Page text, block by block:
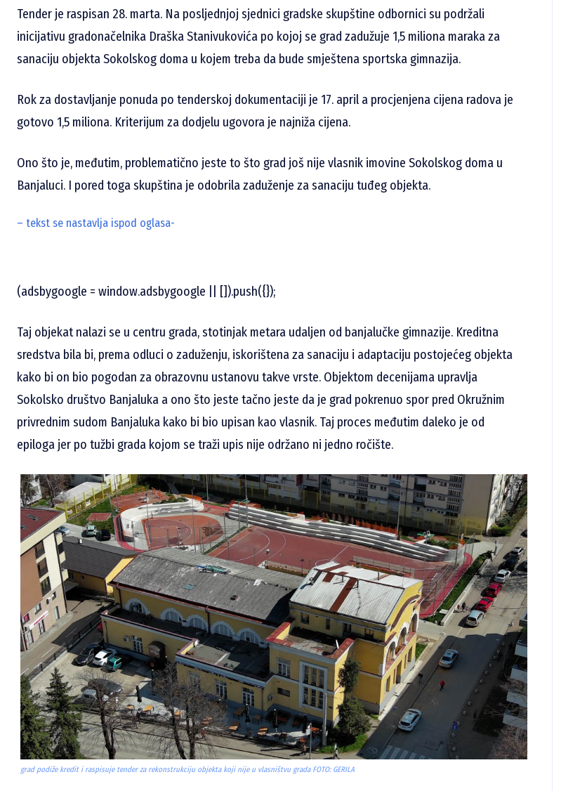
Tender je raspisan 28. marta. Na posljednjoj sjednici gradske skupštine odbornici su podržali
inicijativu gradonačelnika Draška Stanivukovića po kojoj se grad zadužuje 1,5 miliona maraka za
sanaciju objekta Sokolskog doma u kojem treba da bude smještena sportska gimnazija.
Rok za dostavljanje ponuda po tenderskoj dokumentaciji je 17. april a procjenjena cijena radova je
gotovo 1,5 miliona. Kriterijum za dodjelu ugovora je najniža cijena.
Ono što je, međutim, problematično jeste to što grad još nije vlasnik imovine Sokolskog doma u
Banjaluci. I pored toga skupština je odobrila zaduženje za sanaciju tuđeg objekta.
– tekst se nastavlja ispod oglasa-
(adsbygoogle = window.adsbygoogle || []).push({});
Taj objekat nalazi se u centru grada, stotinjak metara udaljen od banjalučke gimnazije. Kreditna
sredstva bila bi, prema odluci o zaduženju, iskorištena za sanaciju i adaptaciju postojećeg objekta
kako bi on bio pogodan za obrazovnu ustanovu takve vrste. Objektom decenijama upravlja
Sokolsko društvo Banjaluka a ono što jeste tačno jeste da je grad pokrenuo spor pred Okružnim
privrednim sudom Banjaluka kako bi bio upisan kao vlasnik. Taj proces međutim daleko je od
epiloga jer po tužbi grada kojom se traži upis nije održano ni jedno ročište.
grad podiže kredit i raspisuje tender za rekonstrukciju objekta koji nije u vlasništvu grada FOTO: GERILA